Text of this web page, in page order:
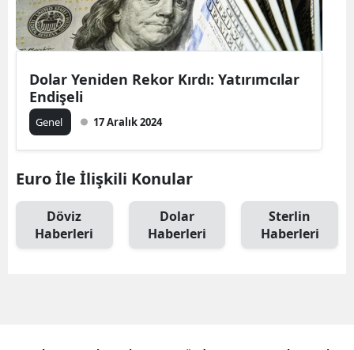
Dolar Yeniden Rekor Kırdı: Yatırımcılar
Endişeli
Genel 17 Aralık 2024
Euro İle İlişkili Konular
Döviz
Haberleri
Dolar
Haberleri
Sterlin
Haberleri